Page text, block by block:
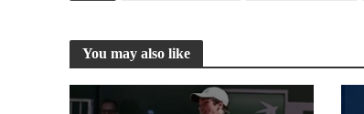
You may also like